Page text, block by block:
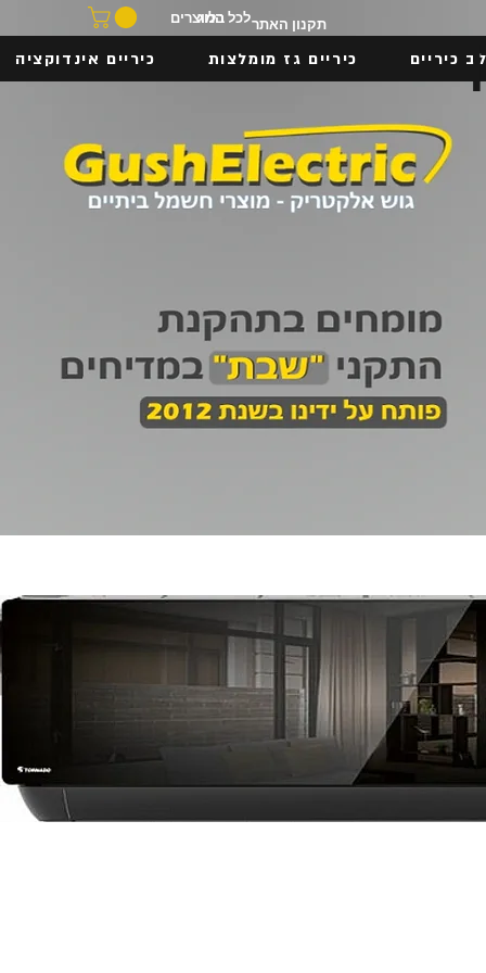
בלוג
לכל המוצרים
כיריים כיריים גז מומלצות כיריים אינדוקציה
תקנון האתר